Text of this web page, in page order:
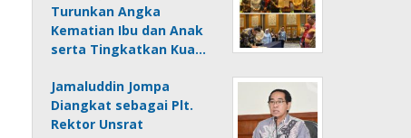
Turunkan Angka
Kematian Ibu dan Anak
serta Tingkatkan Kua…
Jamaluddin Jompa
Diangkat sebagai Plt.
Rektor Unsrat